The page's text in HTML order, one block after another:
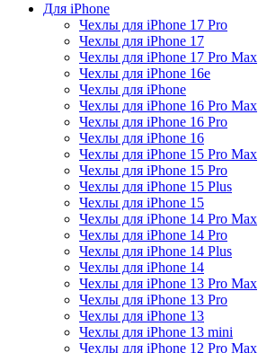
Для iPhone
Чехлы для iPhone 17 Pro
Чехлы для iPhone 17
Чехлы для iPhone 17 Pro Max
Чехлы для iPhone 16e
Чехлы для iPhone
Чехлы для iPhone 16 Pro Max
Чехлы для iPhone 16 Pro
Чехлы для iPhone 16
Чехлы для iPhone 15 Pro Max
Чехлы для iPhone 15 Pro
Чехлы для iPhone 15 Plus
Чехлы для iPhone 15
Чехлы для iPhone 14 Pro Max
Чехлы для iPhone 14 Pro
Чехлы для iPhone 14 Plus
Чехлы для iPhone 14
Чехлы для iPhone 13 Pro Max
Чехлы для iPhone 13 Pro
Чехлы для iPhone 13
Чехлы для iPhone 13 mini
Чехлы для iPhone 12 Pro Max